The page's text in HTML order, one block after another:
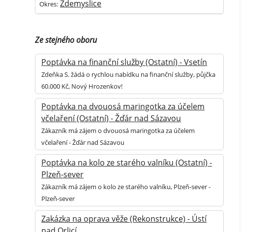
Okres: Zdemyslice
Ze stejného oboru
Poptávka na finanční služby (Ostatní) - Vsetín
Zdeňka S. žádá o rychlou nabídku na finanční služby, půjčka
60.000 Kč, Nový Hrozenkov!
Poptávka na dvouosá maringotka za účelem
včelaření (Ostatní) - Žďár nad Sázavou
Zákazník má zájem o dvouosá maringotka za účelem
včelaření - Žďár nad Sázavou
Poptávka na kolo ze starého valníku (Ostatní) -
Plzeň-sever
Zákazník má zájem o kolo ze starého valníku, Plzeň-sever -
Plzeň-sever
Zakázka na oprava věže (Rekonstrukce) - Ústí